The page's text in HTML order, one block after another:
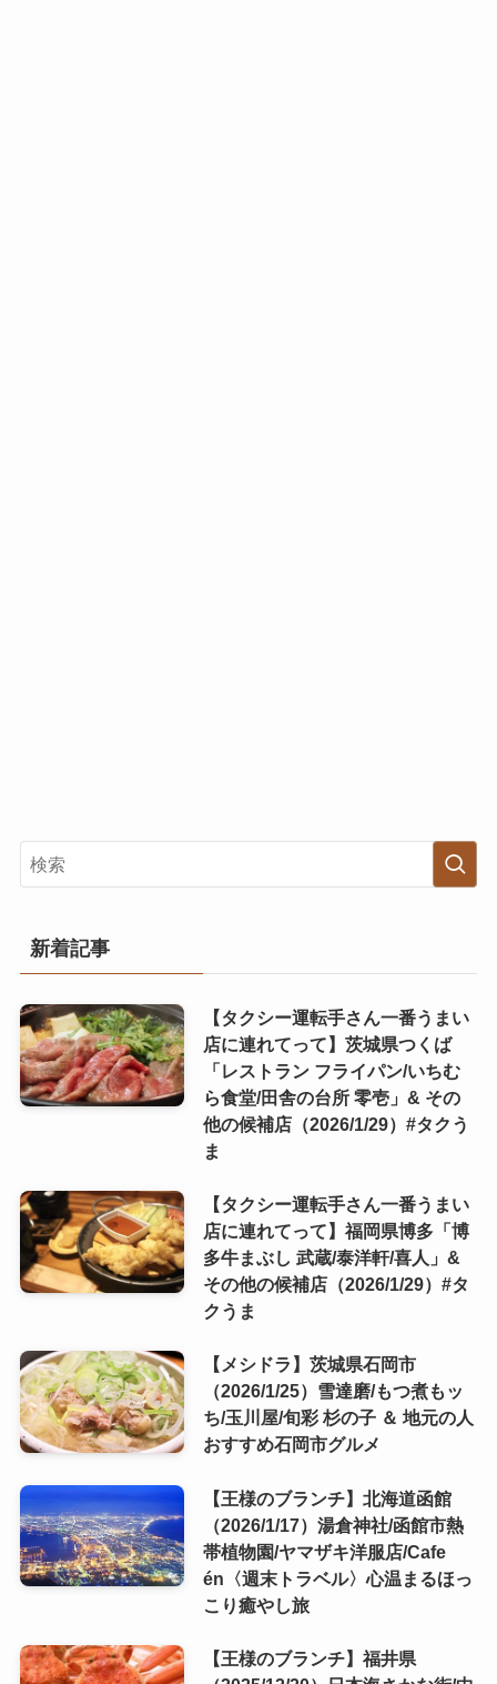
新着記事
【タクシー運転手さん一番うまい
店に連れてって】茨城県つくば
「レストラン フライパン/いちむ
ら食堂/田舎の台所 零壱」& その
他の候補店（2026/1/29）#タクう
ま
【タクシー運転手さん一番うまい
店に連れてって】福岡県博多「博
多牛まぶし 武蔵/泰洋軒/喜人」&
その他の候補店（2026/1/29）#タ
クうま
【メシドラ】茨城県石岡市
（2026/1/25）雪達磨/もつ煮もッ
ち/玉川屋/旬彩 杉の子 ＆ 地元の人
おすすめ石岡市グルメ
【王様のブランチ】北海道函館
（2026/1/17）湯倉神社/函館市熱
帯植物園/ヤマザキ洋服店/Cafe
én〈週末トラベル〉心温まるほっ
こり癒やし旅
【王様のブランチ】福井県